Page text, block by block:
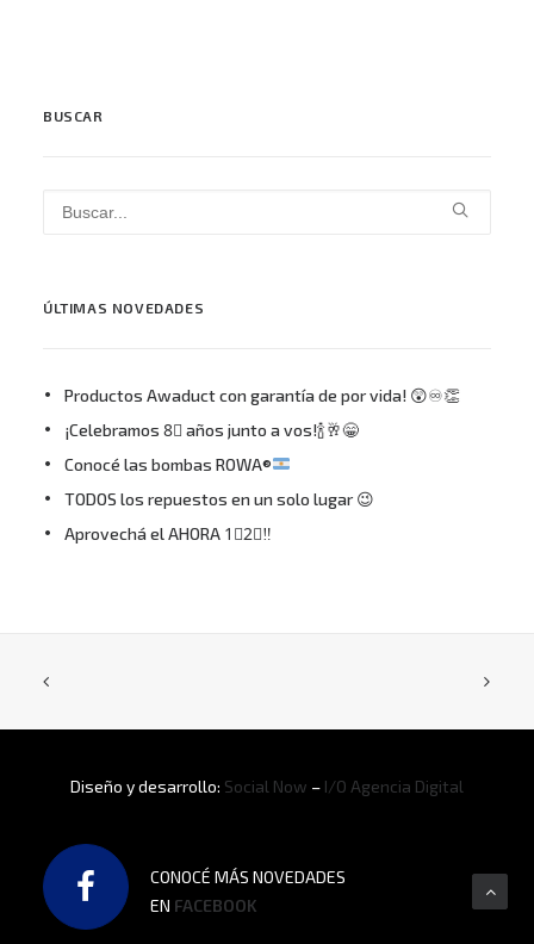
BUSCAR
ÚLTIMAS NOVEDADES
Productos Awaduct con garantía de por vida! 😲♾👏
¡Celebramos 8⃣ años junto a vos!🍾🥂😁
Conocé las bombas ROWA®
TODOS los repuestos en un solo lugar 😉
Aprovechá el AHORA 1⃣2⃣‼
Diseño y desarrollo: Social Now – I/O Agencia Digital
CONOCÉ MÁS NOVEDADES
EN FACEBOOK